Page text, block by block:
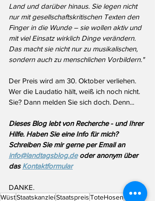
Land und darüber hinaus. Sie legen nicht
nur mit gesellschaftskritischen Texten den
Finger in die Wunde – sie wollen aktiv und
mit viel Einsatz wirklich Dinge verändern.
Das macht sie nicht nur zu musikalischen,
sondern auch zu menschlichen Vorbildern."
Der Preis wird am 30. Oktober verliehen.
Wer die Laudatio hält, weiß ich noch nicht.
Sie? Dann melden Sie sich doch. Denn...
Dieses Blog lebt von Recherche - und Ihrer
Hilfe. Haben Sie eine Info für mich?
Schreiben Sie mir gerne per Email an
info@landtagsblog.de oder anonym über
das Kontaktformular
DANKE.
WüstStaatskanzleiStaatspreisToteHosen